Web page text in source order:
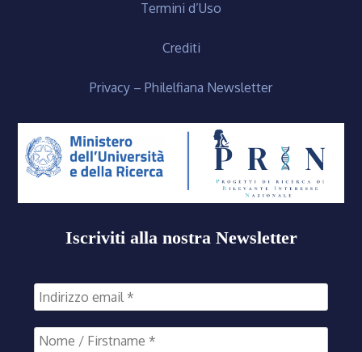
Termini d’Uso
Crediti
Privacy – Philelfiana Newsletter
Iscriviti alla nostra Newsletter